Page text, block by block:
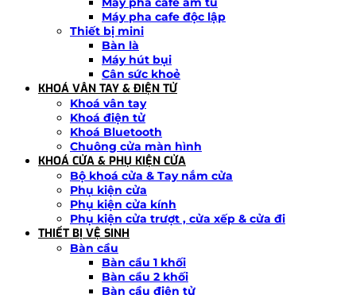
Máy pha cafe độc lập
Thiết bị mini
Bàn là
Máy hút bụi
Cân sức khoẻ
KHOÁ VÂN TAY & ĐIỆN TỬ
Khoá vân tay
Khoá điện tử
Khoá Bluetooth
Chuông cửa màn hình
KHOÁ CỬA & PHỤ KIỆN CỬA
Bộ khoá cửa & Tay nắm cửa
Phụ kiện cửa
Phụ kiện cửa kính
Phụ kiện cửa trượt , cửa xếp & cửa đi
THIẾT BỊ VỆ SINH
Bàn cầu
Bàn cầu 1 khối
Bàn cầu 2 khối
Bàn cầu điện tử